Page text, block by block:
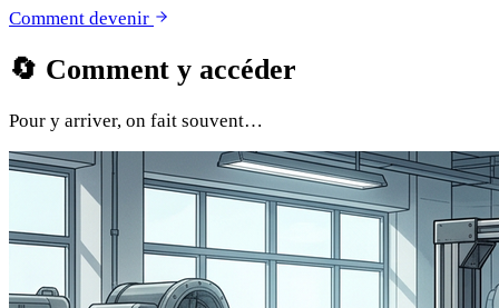
Comment devenir
🔄 Comment y accéder
Pour y arriver, on fait souvent…